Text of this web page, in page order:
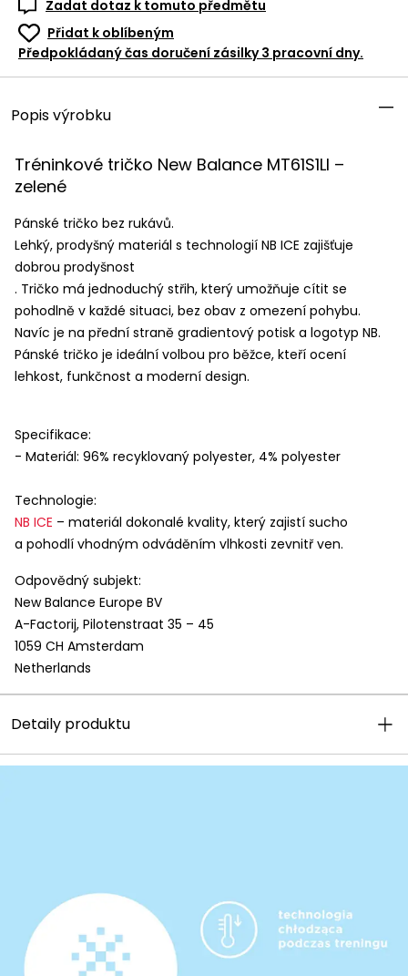
Zadat dotaz k tomuto předmětu
Přidat k oblíbeným
Předpokládaný čas doručení zásilky 3 pracovní dny.
Popis výrobku
Tréninkové tričko New Balance MT61S1LI –
zelené
Pánské tričko bez rukávů.
Lehký, prodyšný materiál s technologií NB ICE zajišťuje
dobrou prodyšnost
. Tričko má jednoduchý střih, který umožňuje cítit se
pohodlně v každé situaci, bez obav z omezení pohybu.
Navíc je na přední straně gradientový potisk a logotyp NB.
Pánské tričko je ideální volbou pro běžce, kteří ocení
lehkost, funkčnost a moderní design.
Specifikace:
- Materiál: 96% recyklovaný polyester, 4% polyester
Technologie:
NB ICE – materiál dokonalé kvality, který zajistí sucho
a pohodlí vhodným odváděním vlhkosti zevnitř ven.
Odpovědný subjekt:
New Balance Europe BV
A-Factorij, Pilotenstraat 35 – 45
1059 CH Amsterdam
Netherlands
Detaily produktu
Tyto stránky používají cookies za účelem
poskytování služeb, včetně služeb
souvisejících se správným fungováním
portálu, úpravou jeho obsahu, analýzou a